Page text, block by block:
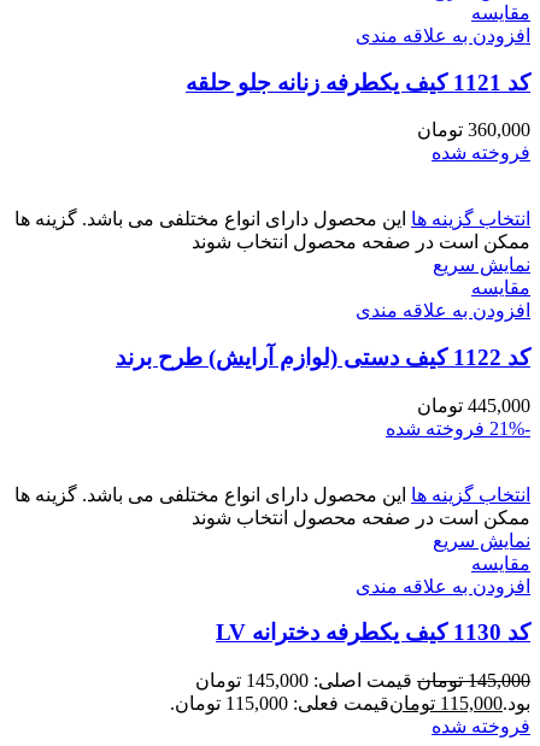
مقايسه
افزودن به علاقه مندی
کد 1121 کیف یکطرفه زنانه جلو حلقه
360,000 تومان
فروخته شده
انتخاب گزینه ها این محصول دارای انواع مختلفی می باشد. گزینه ها
ممکن است در صفحه محصول انتخاب شوند
نمایش سریع
مقايسه
افزودن به علاقه مندی
کد 1122 کیف دستی (لوازم آرایش) طرح برند
445,000 تومان
-21%
فروخته شده
انتخاب گزینه ها این محصول دارای انواع مختلفی می باشد. گزینه ها
ممکن است در صفحه محصول انتخاب شوند
نمایش سریع
مقايسه
افزودن به علاقه مندی
کد 1130 کیف یکطرفه دخترانه LV
145,000 تومان
قیمت اصلی: 145,000 تومان
بود.115,000 تومانقیمت فعلی: 115,000 تومان.
فروخته شده